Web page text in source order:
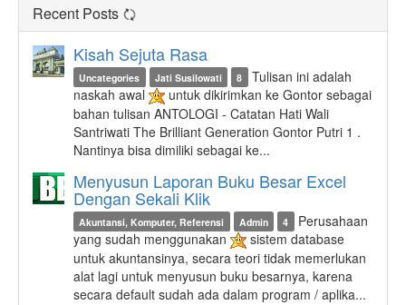
Recent Posts
Kisah Sejuta Rasa
Uncategories Jati Susilowati 8
Tulisan ini adalah
naskah awal
untuk dikirimkan ke Gontor sebagai
bahan tulisan ANTOLOGI - Catatan Hati Wali
Santriwati The Brilliant Generation Gontor Putri 1 .
Nantinya bisa dimiliki sebagai ke...
Menyusun Laporan Buku Besar Excel
Dengan Sekali Klik
Akuntansi, Komputer, Referensi Admin 4
Perusahaan
yang sudah menggunakan
sistem database
untuk akuntansinya, secara teori tidak memerlukan
alat lagi untuk menyusun buku besarnya, karena
secara default sudah ada dalam program / aplika...